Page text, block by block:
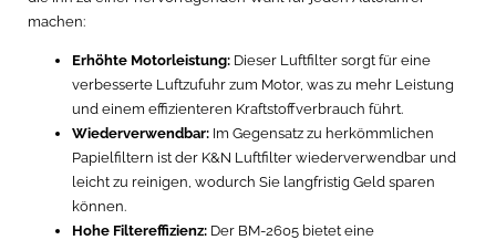
machen:
Erhöhte Motorleistung: Dieser Luftfilter sorgt für eine
verbesserte Luftzufuhr zum Motor, was zu mehr Leistung
und einem effizienteren Kraftstoffverbrauch führt.
Wiederverwendbar: Im Gegensatz zu herkömmlichen
Papielfiltern ist der K&N Luftfilter wiederverwendbar und
leicht zu reinigen, wodurch Sie langfristig Geld sparen
können.
Hohe Filtereffizienz: Der BM-2605 bietet eine